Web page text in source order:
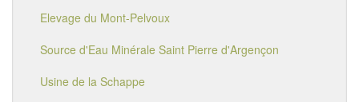
Elevage du Mont-Pelvoux
Source d'Eau Minérale Saint Pierre d'Argençon
Usine de la Schappe